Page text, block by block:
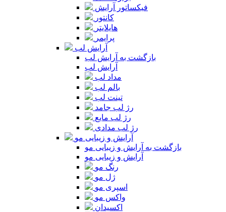
فیکساتور آرایش
کانتور
هایلایتر
پرایمر
آرایش لب
بازگشت به آرایش لب
آرایش لب
مداد لب
بالم لب
تینت لب
رژ لب جامد
رژ لب مایع
رژ لب مدادی
آرایش و زیبایی مو
بازگشت به آرایش و زیبایی مو
آرایش و زیبایی مو
رنگ مو
ژل مو
اسپری مو
واکس مو
اکسیدان